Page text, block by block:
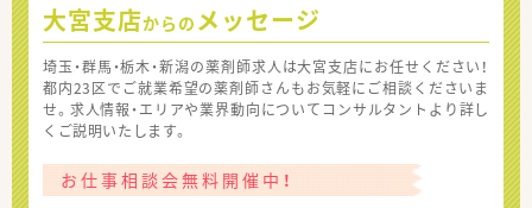
大宮支店からの メッセージ
埼玉・群馬・栃木・新潟の薬剤師求人は大宮支店にお任せください！
都内23区でご就業希望の薬剤師さんもお気軽にご相談くださいま
せ。求人情報・エリアや業界動向についてコンサルタントより詳し
くご説明いたします。
お仕事相談会無料開催中！